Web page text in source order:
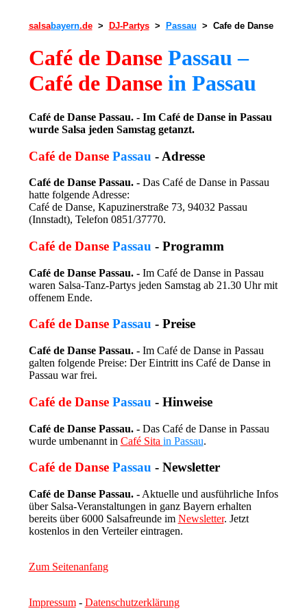
salsabayern.de> DJ-Partys> Passau > Cafe de Danse
Café de Danse Passau –
Café de Danse in Passau
Café de Danse Passau. - Im Café de Danse in Passau
wurde Salsa jeden Samstag getanzt.
Café de Danse Passau - Adresse
Café de Danse Passau. -Das Café de Danse in Passau
hatte folgende Adresse:
Café de Danse, Kapuzinerstraße 73, 94032 Passau
(Innstadt), Telefon 0851/37770.
Café de Danse Passau - Programm
Café de Danse Passau. -Im Café de Danse in Passau
waren Salsa-Tanz-Partys jeden Samstag ab 21.30 Uhr mit
offenem Ende.
Café de Danse Passau - Preise
Café de Danse Passau. -Im Café de Danse in Passau
galten folgende Preise: Der Eintritt ins Café de Danse in
Passau war frei.
Café de Danse Passau - Hinweise
Café de Danse Passau. -Das Café de Danse in Passau
wurde umbenannt in Café Sita in Passau.
Café de Danse Passau - Newsletter
Café de Danse Passau. -Aktuelle und ausführliche Infos
über Salsa-Veranstaltungen in ganz Bayern erhalten
bereits über 6000 Salsafreunde im Newsletter. Jetzt
kostenlos in den Verteiler eintragen.
Zum Seitenanfang
Impressum- Datenschutzerklärung